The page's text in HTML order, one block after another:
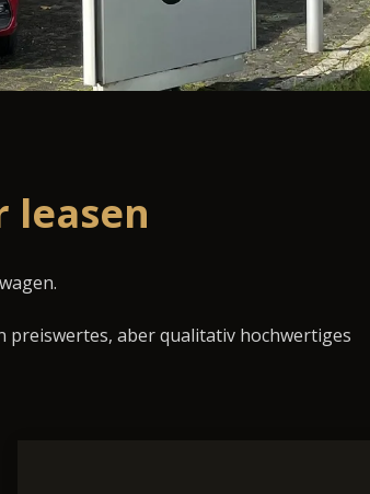
leasen
preiswertes, aber qualitativ hochwertiges